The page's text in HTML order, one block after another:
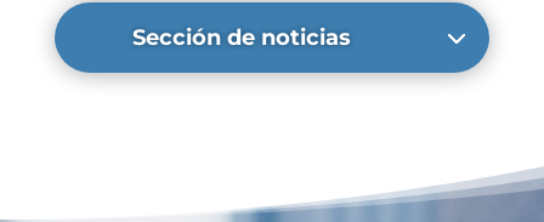
Sección de noticias